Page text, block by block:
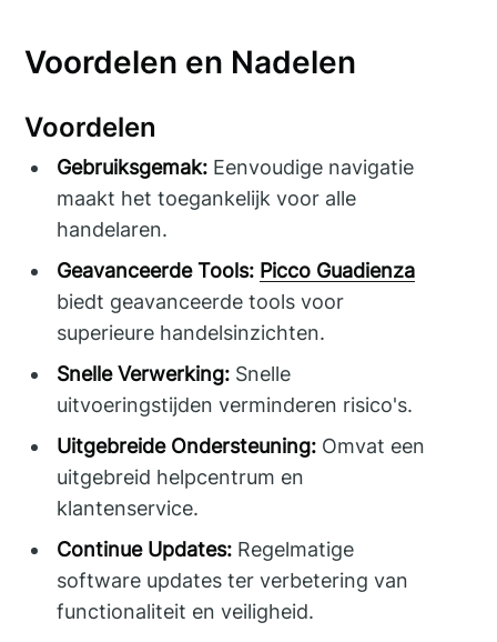
Voordelen en Nadelen
Voordelen
Gebruiksgemak: Eenvoudige navigatie
maakt het toegankelijk voor alle
handelaren.
Geavanceerde Tools: Picco Guadienza
biedt geavanceerde tools voor
superieure handelsinzichten.
Snelle Verwerking: Snelle
uitvoeringstijden verminderen risico's.
Uitgebreide Ondersteuning: Omvat een
uitgebreid helpcentrum en
klantenservice.
Continue Updates: Regelmatige
software updates ter verbetering van
functionaliteit en veiligheid.